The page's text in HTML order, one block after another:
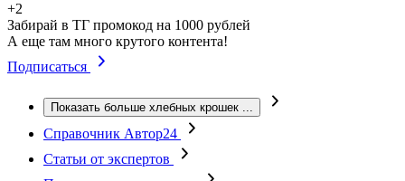
+2
Забирай в ТГ промокод на 1000 рублей
А еще там много крутого контента!
Подписаться
Показать больше хлебных крошек ...
Справочник Автор24
Статьи от экспертов